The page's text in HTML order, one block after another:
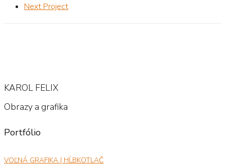
Next Project
KAROL FELIX
Obrazy a grafika
Portfólio
VOĽNÁ GRAFIKA | HĹBKOTLAČ